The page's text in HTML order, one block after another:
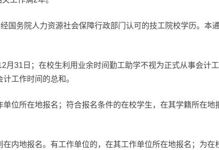
国务院人力资源社会保障行政部门认可的技工院校学历。本
月31日；在校生利用业余时间勤工助学不视为正式从事会计
工作时间的总和。
位所在地报名；符合报名条件的在校学生，在其学籍所在
内地报名。有工作单位的，在其工作单位所在地报名；为在